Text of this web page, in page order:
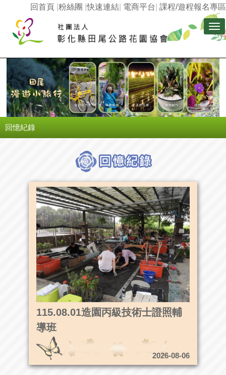
課程/遊程報名專區
電商平台
快速連結
粉絲團 |
回首頁
回憶紀錄
115.08.01造園丙級技術士證照輔
導班
2026-08-06